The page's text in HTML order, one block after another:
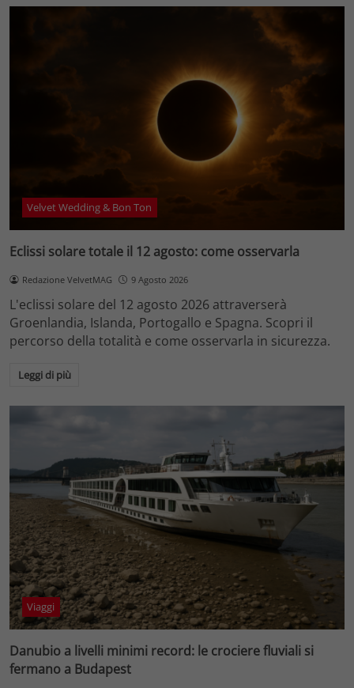
Velvet Wedding & Bon Ton
Eclissi solare totale il 12 agosto: come osservarla
Redazione VelvetMAG 9 Agosto 2026
L'eclissi solare del 12 agosto 2026 attraverserà
Groenlandia, Islanda, Portogallo e Spagna. Scopri il
percorso della totalità e come osservarla in sicurezza.
Leggi di più
Viaggi
Danubio a livelli minimi record: le crociere fluviali si
fermano a Budapest